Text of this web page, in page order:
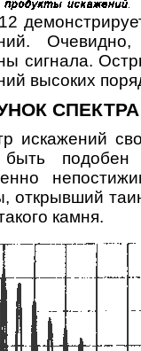
сигнала.
высоких
искажений
подобен
открывший
камня.